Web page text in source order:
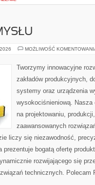
MOŻLIWOŚĆ
Tworzymy innowacyjne
zakładów produkcyjnych,
systemy oraz urządzenia
wysokociśnieniową. Nasza
na projektowaniu,
zaawansowanych
liczy się niezawodność,
bogatą ofertę
rozwijającego się
technicznych. Polecam